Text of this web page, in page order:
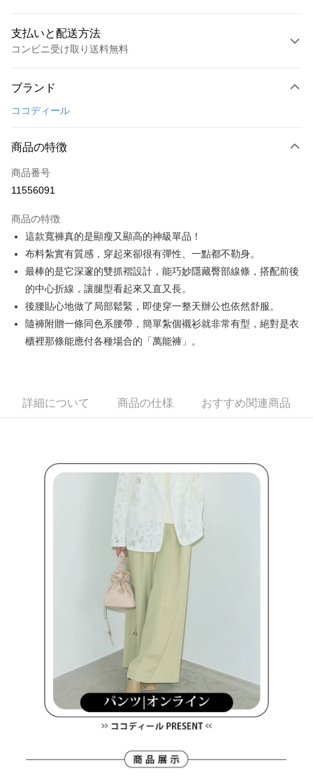
支払いと配送方法
コンビニ受け取り送料無料
クレジットカード1回払い
LINE Pay
Apple Pay
Easy Wallet
AFTEE代金後払い
説明
一、 AFTEE代金後払いについて
1.お支払い方法でAFTEE代金後払いを選択すると、携帯電話認証ウィンド
ウが表示されます。
2.SMSで認証してお支払い手続を進めてください。
す。
はアプリの通知に従って、4大コンビニ、またはATM/オンラインバンキン
グでお支払いください。
お支払期限は、ショップが請求した期日と、AFTEEで延長できる日数をも
とに計算されます。AFTEEで注文すると、商品を受け取るまで支払い期限
を延長できますが、商品を期限内に受け取れない場合があります（例：予
約商品や商品到着日が比較的遅い商品）。そのため、商品到着の有無に関
わらず、AFTEEで指定された期限内にお支払いください。
1.初回 AFTEEを ご利用の際に、認証結果及び当社の審査の結果に基づ
き、限度額が設定されます。
2.決済金額は最低NT$20です。
3.現在、台湾の会員のみご利用いただけます。
三、利用規約「AFTEE代金後払い」（以下当サービスという）はネットプ
ロテクションズ（以下 AFTEE という）が提供し、AFTEEが代金を徴収し
ます。当サービスご利用の際に提供しなければならない個人情報（注文者
の氏名、電話番号、受取人の氏名、電話番号、受取人住所を含むがこれに
限らない）は、AFTEEに渡され当サービスで必要な範囲内で利用されま
す。AFTEEの個人情報の収集、処理、利用について、詳細はAFTEE公式ホ
ームページの『個人情報の収集、処理及び利用に関する声明』をご参照く
https://aftee.tw/privacypolicy/）。
AFTEEの初回ご利用の際に、審査を通過すれば、最高額がNT$10,000にな
ります。支払い期限を過ぎた場合、その金額に基づいて年利20%の遅延滞
ATM払い
配送方法
全家取貨付款
付款後萊爾富取貨
ブランド
ココディール
商品の特徴
商品番号
11556091
商品の特徴
這款寬褲真的是顯瘦又顯高的神級單品！
布料紮實有質感，穿起來卻很有彈性、一點都不勒身。
最棒的是它深邃的雙抓褶設計，能巧妙隱藏臀部線條，搭配前後
的中心折線，讓腿型看起來又直又長。
後腰貼心地做了局部鬆緊，即使穿一整天辦公也依然舒服。
隨褲附贈一條同色系腰帶，簡單紮個襯衫就非常有型，絕對是衣
櫃裡那條能應付各種場合的「萬能褲」。
詳細について 商品の仕様 おすすめ関連商品